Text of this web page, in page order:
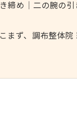
締め｜二の腕の引
まず、調布整体院